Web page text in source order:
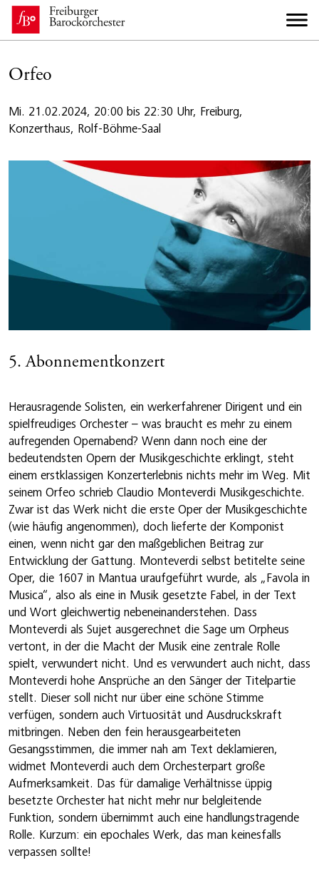
Orfeo
Mi. 21.02.2024, 20:00 bis 22:30 Uhr, Freiburg,
Konzerthaus, Rolf-Böhme-Saal
5. Abonnementkonzert
Herausragende Solisten, ein werkerfahrener Dirigent und ein
spielfreudiges Orchester – was braucht es mehr zu einem
aufregenden Opernabend? Wenn dann noch eine der
bedeutendsten Opern der Musikgeschichte erklingt, steht
einem erstklassigen Konzerterlebnis nichts mehr im Weg. Mit
seinem Orfeo schrieb Claudio Monteverdi Musikgeschichte.
Zwar ist das Werk nicht die erste Oper der Musikgeschichte
(wie häufig angenommen), doch lieferte der Komponist
einen, wenn nicht gar den maßgeblichen Beitrag zur
Entwicklung der Gattung. Monteverdi selbst betitelte seine
Oper, die 1607 in Mantua uraufgeführt wurde, als „Favola in
Musica“, also als eine in Musik gesetzte Fabel, in der Text
und Wort gleichwertig nebeneinanderstehen. Dass
Monteverdi als Sujet ausgerechnet die Sage um Orpheus
vertont, in der die Macht der Musik eine zentrale Rolle
spielt, verwundert nicht. Und es verwundert auch nicht, dass
Monteverdi hohe Ansprüche an den Sänger der Titelpartie
stellt. Dieser soll nicht nur über eine schöne Stimme
verfügen, sondern auch Virtuosität und Ausdruckskraft
mitbringen. Neben den fein herausgearbeiteten
Gesangsstimmen, die immer nah am Text deklamieren,
widmet Monteverdi auch dem Orchesterpart große
Aufmerksamkeit. Das für damalige Verhältnisse üppig
besetzte Orchester hat nicht mehr nur belgleitende
Funktion, sondern übernimmt auch eine handlungstragende
Rolle. Kurzum: ein epochales Werk, das man keinesfalls
verpassen sollte!